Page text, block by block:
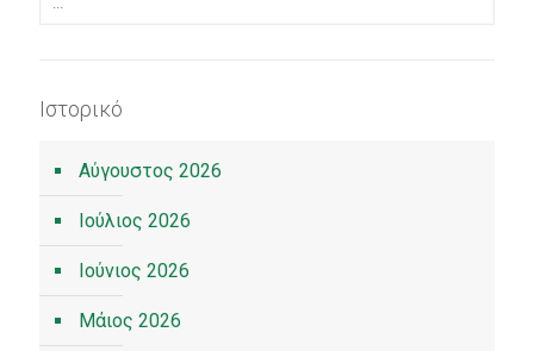
Ιστορικό
Αύγουστος 2026
Ιούλιος 2026
Ιούνιος 2026
Μάιος 2026